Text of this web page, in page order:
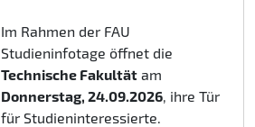
Im Rahmen der FAU
Studieninfotage öffnet die
Technische Fakultätam
Donnerstag, 24.09.2026, ihre Tür
für Studieninteressierte.